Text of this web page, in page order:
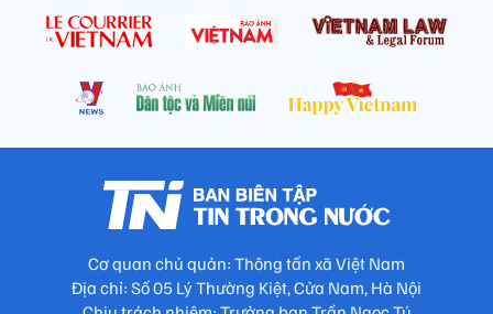
Cơ quan chủ quản: Thông tấn xã Việt Nam
Địa chỉ: Số 05 Lý Thường Kiệt, Cửa Nam, Hà Nội